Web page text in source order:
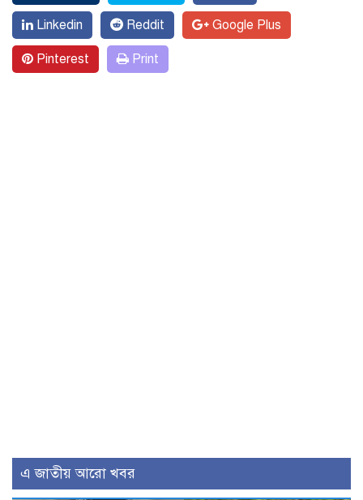
Linkedin Reddit Google Plus
Pinterest Print
এ জাতীয় আরো খবর